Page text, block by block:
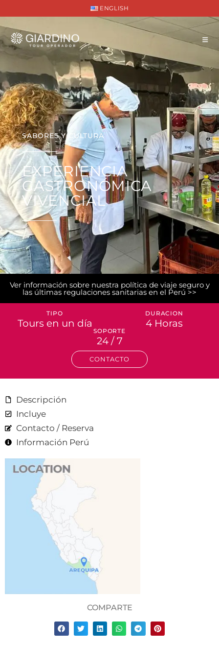
ENGLISH
SABORES Y CULTURA
EXPERIENCIA
GASTRONÓMICA
VIVENCIAL
Ver información sobre nuestra política de viaje seguro y
las últimas regulaciones sanitarias en el Perú >>
TIPO
Tours en un día
DURACION
4 Horas
SOPORTE
24 / 7
CONTACTO
Descripción
Incluye
Contacto / Reserva
Información Perú
COMPARTE